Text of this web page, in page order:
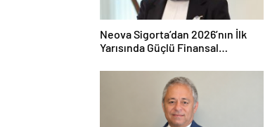
Neova Sigorta’dan 2026’nın İlk
Yarısında Güçlü Finansal